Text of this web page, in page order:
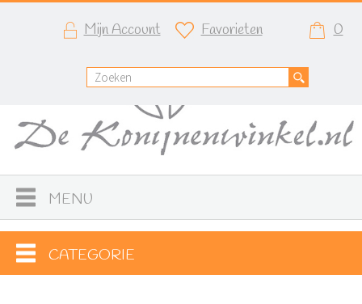
Mijn Account Favorieten 0
MENU
CATEGORIE